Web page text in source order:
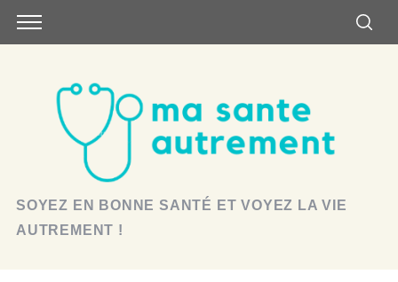
SOYEZ EN BONNE SANTÉ ET VOYEZ LA VIE
AUTREMENT !